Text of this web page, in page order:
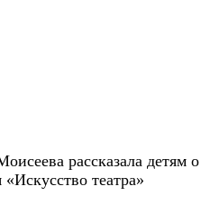
рассказала детям о
театра»